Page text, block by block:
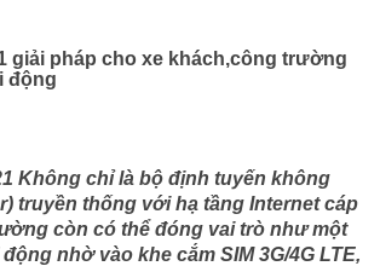
giải pháp cho xe khách,công trường
động
Không chỉ là bộ định tuyến không
truyền thống với hạ tầng Internet cáp
còn có thể đóng vai trò như một
nhờ vào khe cắm SIM 3G/4G LTE,